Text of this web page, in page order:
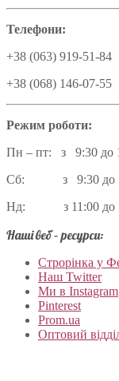
Телефони:
+38 (063) 919-51-84
+38 (068) 146-07-55
Режим роботи:
Пн – пт: з 9:30 до
Сб: з 9:30 до
Нд: з 11:00 до
Наші веб – ресурси:
Строрінка у
Наш Twitter
Ми в Instagram
Pinterest
Prom.ua
Оптовий